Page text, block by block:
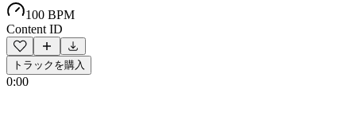
100 BPM
Content ID
トラックを購入
0:00